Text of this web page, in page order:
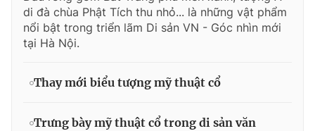
di đà chùa Phật Tích thu nhỏ... là những vật phẩm
nổi bật trong triển lãm Di sản VN - Góc nhìn mới
tại Hà Nội.
Thay mới biểu tượng mỹ thuật cổ
Trưng bày mỹ thuật cổ trong di sản văn